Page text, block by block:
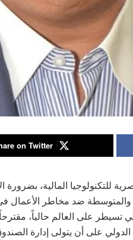
on Twitter
المالية، بضرورة
ضد مخاطر الأعمال
تسيطر على العالم حالياً،
على أن يتولى إدارة